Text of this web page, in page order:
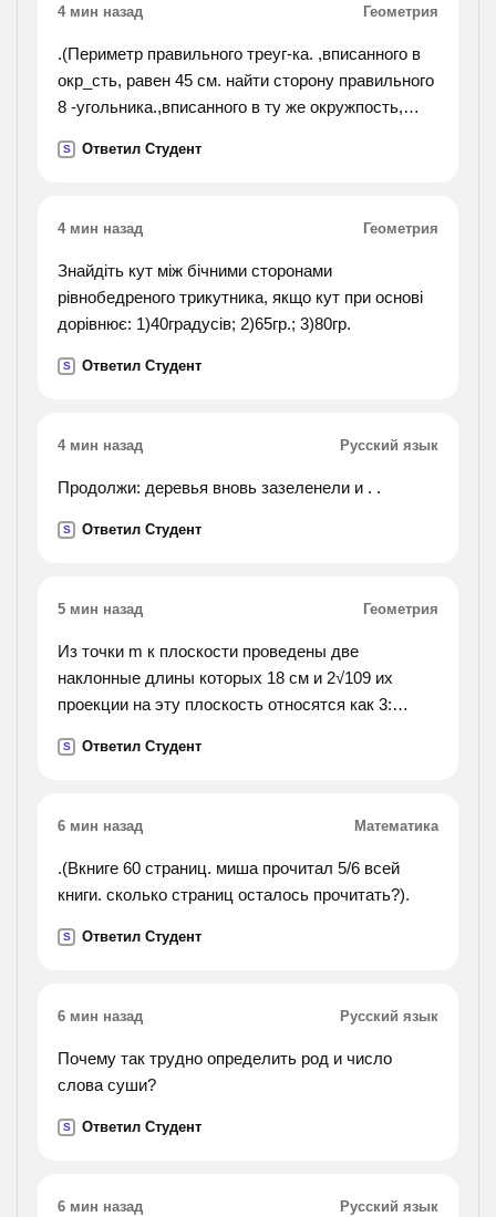
4 мин назад Геометрия
.(Периметр правильного треуг-ка. ,вписанного в
окр_сть, равен 45 см. найти сторону правильного
8 -угольника.,вписанного в ту же окружпость,
в ограничивающую его окружность квадрата
градусов, периметр правильного 6_угольника,
вписанного в окр-сть равен 48 см найти сторону
квадрата, вписанного в туже окр-сть. найти
длину
правильного 6-угольника равна 72 корень из 3см
радиус круга 12 см,).
S Ответил Студент
4 мин назад Геометрия
Знайдіть кут між бічними сторонами
рівнобедреного трикутника, якщо кут при основі
дорівнює: 1)40градусів; 2)65гр.; 3)80гр.
S Ответил Студент
4 мин назад Русский язык
Продолжи: деревья вновь зазеленели и . .
S Ответил Студент
5 мин назад Геометрия
Из точки m к плоскости проведены две
наклонные длины которых 18 см и 2√109 их
проекции на эту плоскость относятся как 3:
S Ответил Студент
6 мин назад Математика
.(Вкниге 60 страниц. миша прочитал 5/6 всей
книги. сколько страниц осталось прочитать?).
S Ответил Студент
6 мин назад Русский язык
Почему так трудно определить род и число
слова суши?
S Ответил Студент
6 мин назад Русский язык